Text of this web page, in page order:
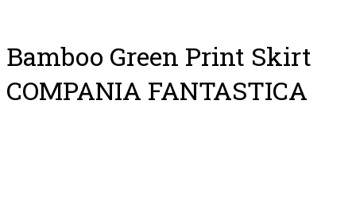
Bamboo Green Print Skirt
COMPANIA FANTASTICA